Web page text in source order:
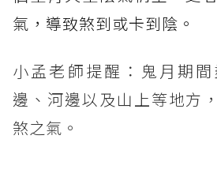
氣，導致煞到或卡到陰。
小孟老師提醒：鬼月期
邊、河邊以及山上等地方
煞之氣。